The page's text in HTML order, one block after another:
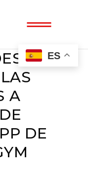
A
DE
ES